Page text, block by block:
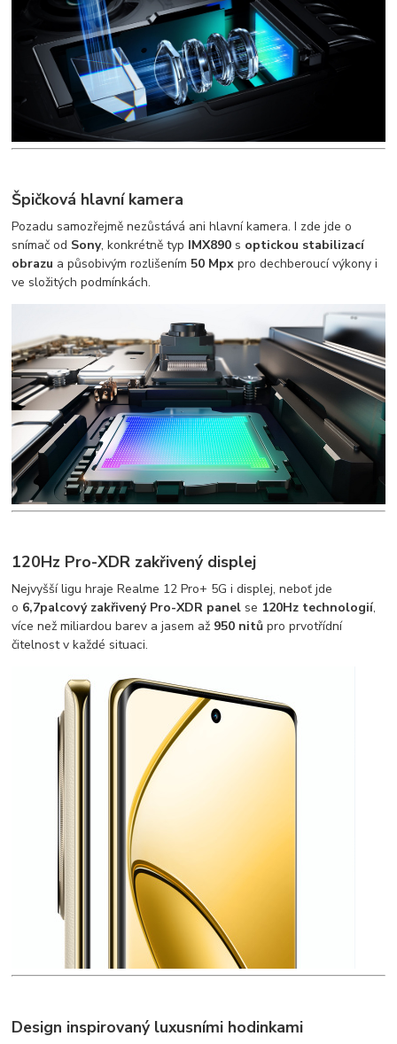
Špičková hlavní kamera
Pozadu samozřejmě nezůstává ani hlavní kamera. I zde jde o
snímač od Sony, konkrétně typ IMX890 s optickou stabilizací
obrazu a působivým rozlišením 50 Mpx pro dechberoucí výkony i
ve složitých podmínkách.
120Hz Pro-XDR zakřivený displej
Nejvyšší ligu hraje Realme 12 Pro+ 5G i displej, neboť jde
o 6,7palcový zakřivený Pro-XDR panel se 120Hz technologií,
více než miliardou barev a jasem až 950 nitů pro prvotřídní
čitelnost v každé situaci.
Design inspirovaný luxusními hodinkami